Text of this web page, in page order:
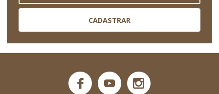
CADASTRAR